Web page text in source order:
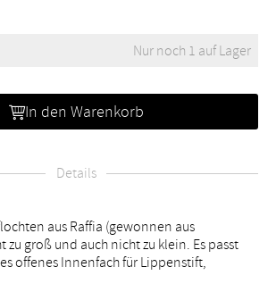
Nur noch 1 auf Lager
In den Warenkorb
Details
aus Raffia (gewonnen aus
zu groß und auch nicht zu klein. Es passt
offenes Innenfach für Lippenstift,